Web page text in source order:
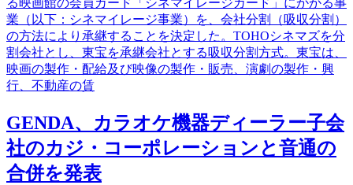
る映画館の会員カード「シネマイレージカード」にかかる事
業（以下：シネマイレージ事業）を、会社分割（吸収分割）
の方法により承継することを決定した。TOHOシネマズを分
割会社とし、東宝を承継会社とする吸収分割方式。東宝は、
映画の製作・配給及び映像の製作・販売、演劇の製作・興
行、不動産の賃
GENDA、カラオケ機器ディーラー子会
社のカジ・コーポレーションと音通の
合併を発表